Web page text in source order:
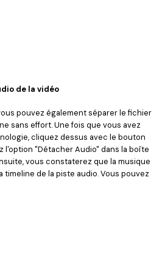
de la vidéo
pouvez également séparer le fichier
sans effort. Une fois que vous avez
cliquez dessus avec le bouton
l'option "Détacher Audio" dans la boîte
vous constaterez que la musique
de la piste audio. Vous pouvez